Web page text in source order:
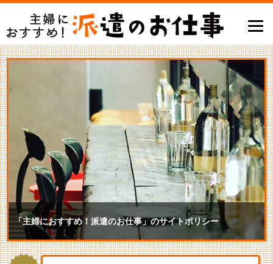
「主婦におすすめ！派遣のお仕事」のサイトポリシー